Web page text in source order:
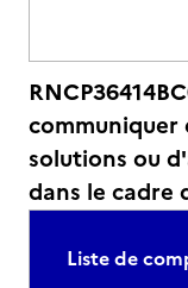
solutions ou
dans le cadre
Liste de